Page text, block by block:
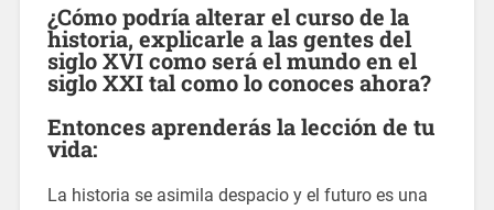
¿Cómo podría alterar el curso de la
historia, explicarle a las gentes del
siglo XVI como será el mundo en el
siglo XXI tal como lo conoces ahora?
Entonces aprenderás la lección de tu
vida:
La historia se asimila despacio y el futuro es una